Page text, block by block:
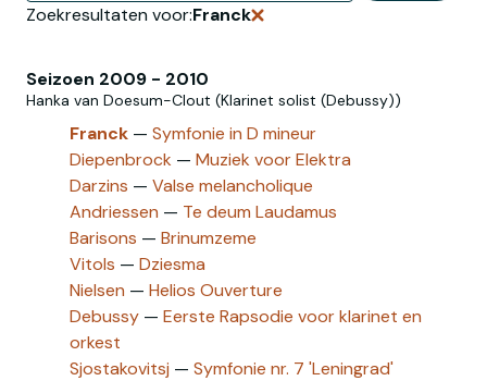
Zoekresultaten voor:FranckVerwijder zoekopdracht
Seizoen 2009 - 2010
Hanka van Doesum-Clout (Klarinet solist (Debussy))
Franck — Symfonie in D mineur
Diepenbrock — Muziek voor Elektra
Darzins — Valse melancholique
Andriessen — Te deum Laudamus
Barisons — Brinumzeme
Vitols — Dziesma
Nielsen — Helios Ouverture
Debussy — Eerste Rapsodie voor klarinet en
orkest
Sjostakovitsj — Symfonie nr. 7 'Leningrad'